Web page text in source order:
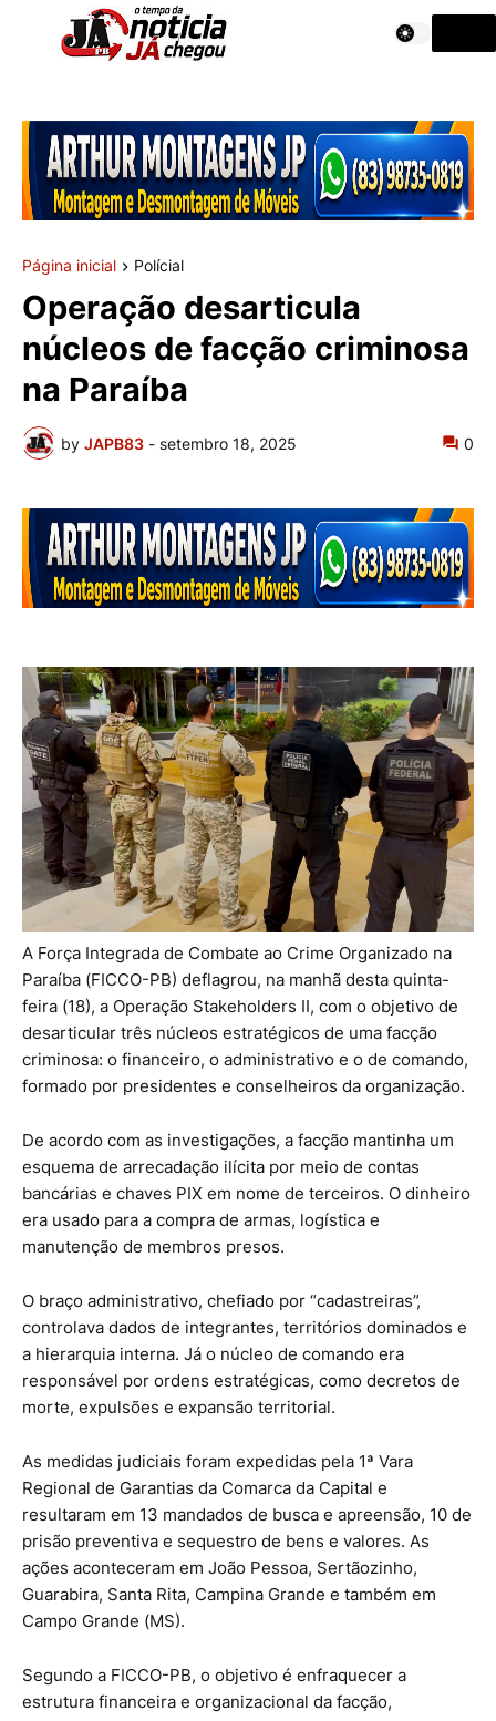
Página inicial Polícial
Operação desarticula
núcleos de facção criminosa
na Paraíba
by JAPB83 - setembro 18, 2025 0
A Força Integrada de Combate ao Crime Organizado na
Paraíba (FICCO-PB) deflagrou, na manhã desta quinta-
feira (18), a Operação Stakeholders II, com o objetivo de
desarticular três núcleos estratégicos de uma facção
criminosa: o financeiro, o administrativo e o de comando,
formado por presidentes e conselheiros da organização.
De acordo com as investigações, a facção mantinha um
esquema de arrecadação ilícita por meio de contas
bancárias e chaves PIX em nome de terceiros. O dinheiro
era usado para a compra de armas, logística e
manutenção de membros presos.
O braço administrativo, chefiado por “cadastreiras”,
controlava dados de integrantes, territórios dominados e
a hierarquia interna. Já o núcleo de comando era
responsável por ordens estratégicas, como decretos de
morte, expulsões e expansão territorial.
As medidas judiciais foram expedidas pela 1ª Vara
Regional de Garantias da Comarca da Capital e
resultaram em 13 mandados de busca e apreensão, 10 de
prisão preventiva e sequestro de bens e valores. As
ações aconteceram em João Pessoa, Sertãozinho,
Guarabira, Santa Rita, Campina Grande e também em
Campo Grande (MS).
Segundo a FICCO-PB, o objetivo é enfraquecer a
estrutura financeira e organizacional da facção,